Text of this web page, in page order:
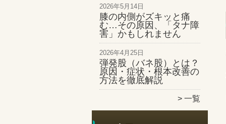
2026年5月14日
膝の内側がズキッと痛
む…その原因、「タナ障
害」かもしれません
2026年4月25日
弾発股（バネ股）とは？
原因・症状・根本改善の
方法を徹底解説
一覧